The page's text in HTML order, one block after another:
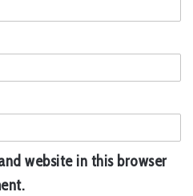
website in this browser